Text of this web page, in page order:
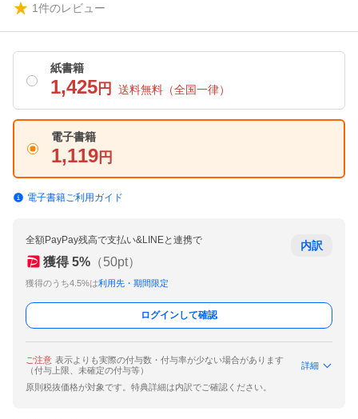
1件のレビュー
紙書籍
1,425 円 送料無料 （全国一律）
電子書籍
1,119 円
電子書籍ご利用ガイド
全額PayPay残高で支払い&LINEと連携で
獲得 5% （50pt）
獲得のうち4.5%は利用先・期間限定
内訳
ログインして確認
ご注意 表示よりも実際の付与数・付与率が少ない場合があります
（付与上限、未確定の付与等）
詳細
原則税抜価格が対象です。特典詳細は内訳でご確認ください。